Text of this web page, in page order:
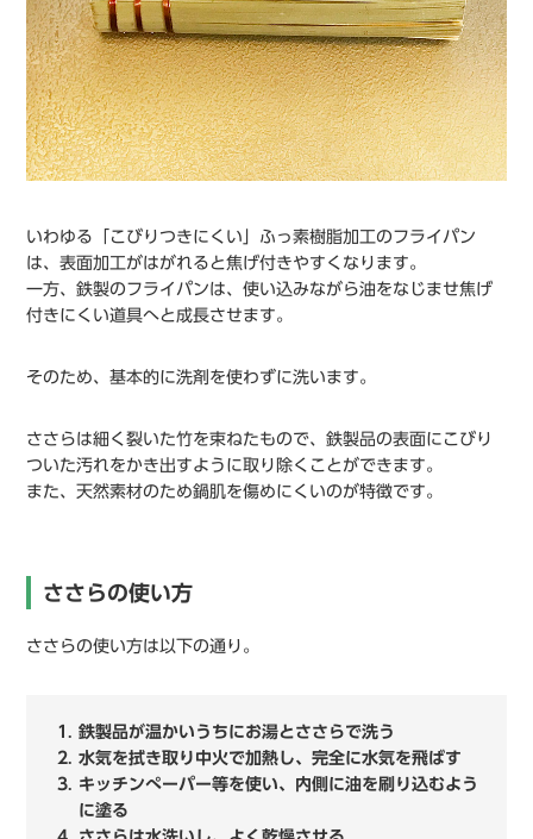
いわゆる「こびりつきにくい」ふっ素樹脂加工のフライパン
は、表面加工がはがれると焦げ付きやすくなります。
一方、鉄製のフライパンは、使い込みながら油をなじませ焦げ
付きにくい道具へと成長させます。
そのため、基本的に洗剤を使わずに洗います。
ささらは細く裂いた竹を束ねたもので、鉄製品の表面にこびり
ついた汚れをかき出すように取り除くことができます。
また、天然素材のため鍋肌を傷めにくいのが特徴です。
ささらの使い方
ささらの使い方は以下の通り。
鉄製品が温かいうちにお湯とささらで洗う
水気を拭き取り中火で加熱し、完全に水気を飛ばす
キッチンぺーパー等を使い、内側に油を刷り込むよう
に塗る